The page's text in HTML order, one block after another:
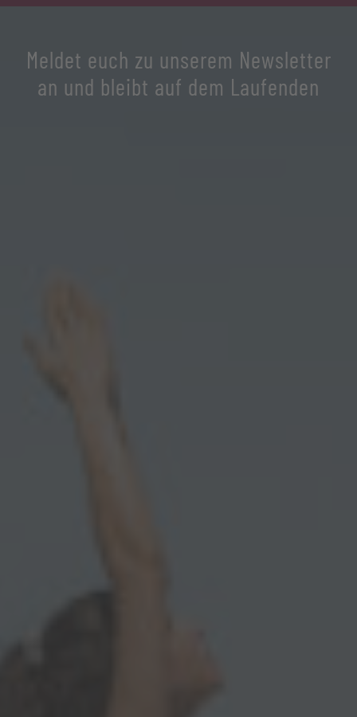
Meldet euch zu unserem Newsletter
an und bleibt auf dem Laufenden